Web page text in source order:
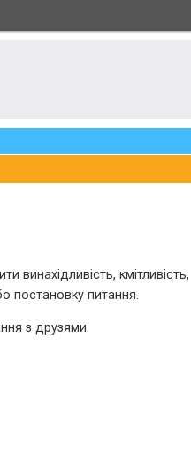
винахідливість, кмітливість,
постановку питання.
з друзями.